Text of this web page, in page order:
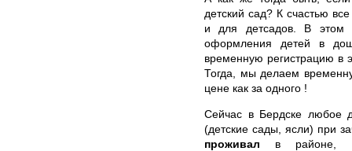
детский сад? К счастью
и для детсадов. В этом
оформления детей в
временную регистрацию в
Тогда, мы делаем
цене как за одного !
Сейчас в Бердске любое
(детские сады, ясли) при
проживал в районе,